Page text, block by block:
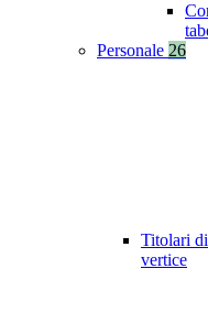
Personale 26
Titolari
vertice